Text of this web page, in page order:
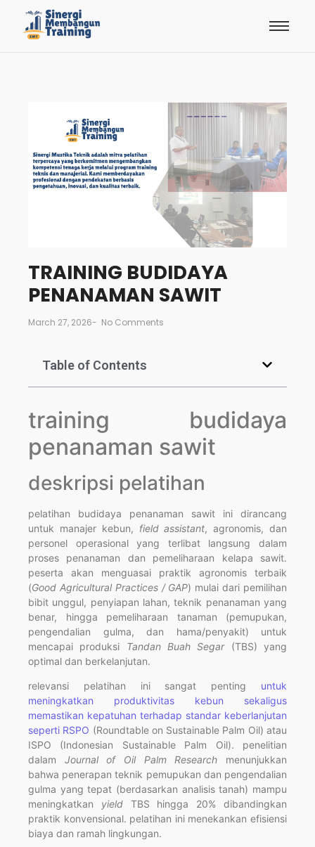
TRAINING BUDIDAYA
PENANAMAN SAWIT
March 27, 2026- No Comments
Table of Contents
training budidaya
penanaman sawit
deskripsi pelatihan
pelatihan budidaya penanaman sawit ini dirancang
untuk manajer kebun, field assistant, agronomis, dan
personel operasional yang terlibat langsung dalam
proses penanaman dan pemeliharaan kelapa sawit.
peserta akan menguasai praktik agronomis terbaik
(Good Agricultural Practices / GAP) mulai dari pemilihan
bibit unggul, penyiapan lahan, teknik penanaman yang
benar, hingga pemeliharaan tanaman (pemupukan,
pengendalian gulma, dan hama/penyakit) untuk
mencapai produksi Tandan Buah Segar(TBS) yang
optimal dan berkelanjutan.
relevansi pelatihan ini sangat penting untuk
meningkatkan produktivitas kebun sekaligus
memastikan kepatuhan terhadap standar keberlanjutan
seperti RSPO (Roundtable on Sustainable Palm Oil) atau
ISPO (Indonesian Sustainable Palm Oil). penelitian
dalam Journal of Oil Palm Research menunjukkan
bahwa penerapan teknik pemupukan dan pengendalian
gulma yang tepat (berdasarkan analisis tanah) mampu
meningkatkan yieldTBS hingga 20% dibandingkan
praktik konvensional. pelatihan ini menekankan efisiensi
biaya dan ramah lingkungan.